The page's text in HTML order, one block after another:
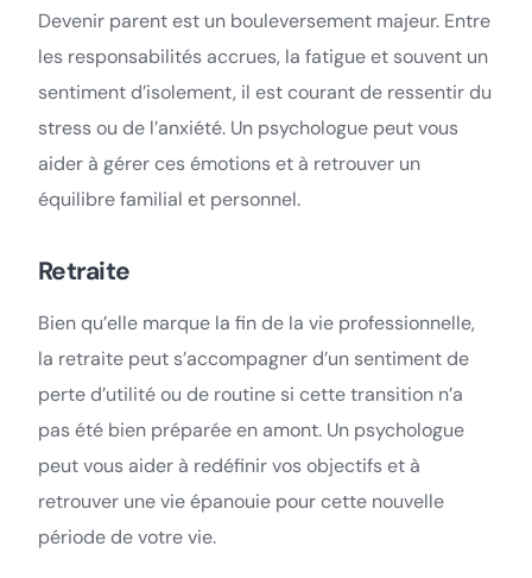
Devenir parent est un bouleversement majeur. Entre
les responsabilités accrues, la fatigue et souvent un
sentiment d’isolement, il est courant de ressentir du
stress ou de l’anxiété. Un psychologue peut vous
aider à gérer ces émotions et à retrouver un
équilibre familial et personnel.
Retraite
Bien qu’elle marque la fin de la vie professionnelle,
la retraite peut s’accompagner d’un sentiment de
perte d’utilité ou de routine si cette transition n’a
pas été bien préparée en amont. Un psychologue
peut vous aider à redéfinir vos objectifs et à
retrouver une vie épanouie pour cette nouvelle
période de votre vie.